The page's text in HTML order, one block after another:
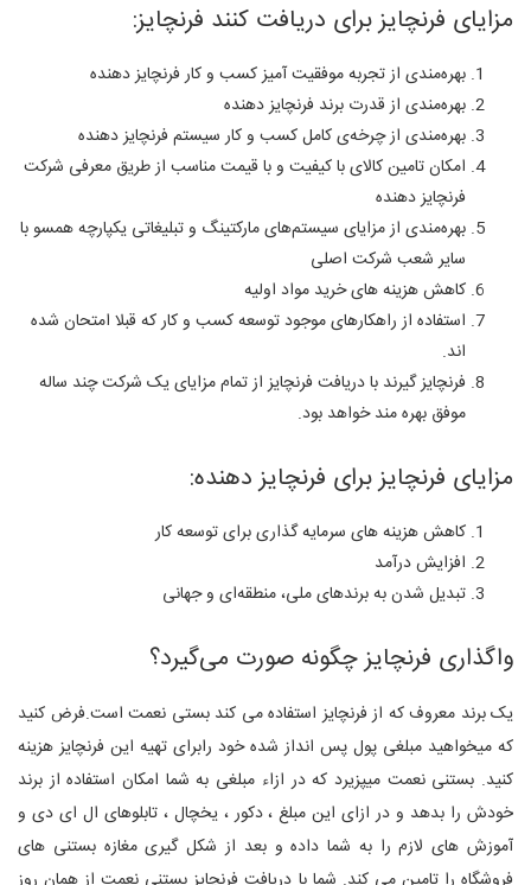
مزایای فرنچایز برای دریافت کنند فرنچایز:
بهره‌مندی از تجربه موفقیت آمیز کسب و کار فرنچایز دهنده
بهره‌مندی از قدرت برند فرنچایز دهنده
بهره‌مندی از چرخه‌ی کامل کسب و کار سیستم فرنچایز دهنده
امکان تامین کالای با کیفیت و با قیمت مناسب از طریق معرفی شرکت
فرنچایز دهنده
بهره‌مندی از مزایای سیستم‌های مارکتینگ و تبلیغاتی یکپارچه همسو با
سایر شعب شرکت اصلی
کاهش هزینه های خرید مواد اولیه
استفاده از راهکارهای موجود توسعه کسب و کار که قبلا امتحان شده
اند.
فرنچایز گیرند با دریافت فرنچایز از تمام مزایای یک شرکت چند ساله
موفق بهره مند خواهد بود.
مزایای فرنچایز برای فرنچایز دهنده:
کاهش هزینه های سرمایه گذاری برای توسعه کار
افزایش درآمد
تبدیل شدن به برندهای ملی، منطقه‌ای و جهانی
واگذاری فرنچایز چگونه صورت می‌گیرد؟
یک برند معروف که از فرنچایز استفاده می کند بستی نعمت است.فرض کنید
که میخواهید مبلغی پول پس انداز شده خود رابرای تهیه این فرنچایز هزینه
کنید. بستنی نعمت میپزیرد که در ازاء مبلغی به شما امکان استفاده از برند
خودش را بدهد و در ازای این مبلغ ، دکور ، یخچال ، تابلوهای ال ای دی و
آموزش های لازم را به شما داده و بعد از شکل گیری مغازه بستنی های